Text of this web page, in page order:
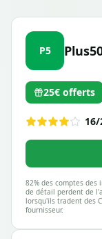
P5
25€ offerts
16/
82% des comptes des
de détail perdent de
lorsqu'ils tradent des
fournisseur.